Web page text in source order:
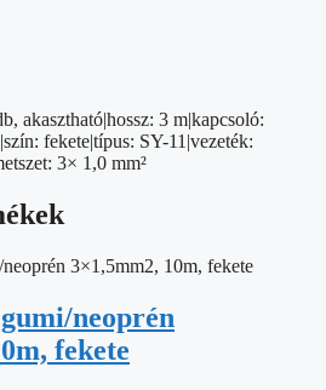
akasztható|hossz: 3 m|kapcsoló:
fekete|típus: SY-11|vezeték:
3× 1,0 mm²
neoprén
fekete